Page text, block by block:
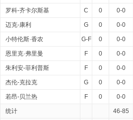
罗科-齐卡尔斯基 C 0 0-0
迈克-康利 G 0 0-0
小特伦斯·香农 G-F 0 0-0
恩里克·弗里曼 F 0 0-0
朱利安-菲利普斯 F 0 0-0
杰伦-克拉克 G 0 0-0
若昂-贝兰热 F 0 0-0
统计 46-85